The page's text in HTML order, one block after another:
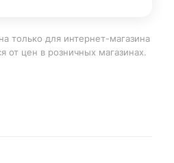
только для интернет-магазина
от цен в розничных магазинах.